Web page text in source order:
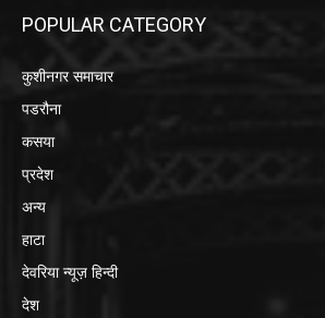
POPULAR CATEGORY
कुशीनगर समाचार
पडरौना
कसया
प्रदेश
अन्य
हाटा
देवरिया न्यूज़ हिन्दी
देश